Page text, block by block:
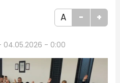
A - +
04.05.2026 - 0:00